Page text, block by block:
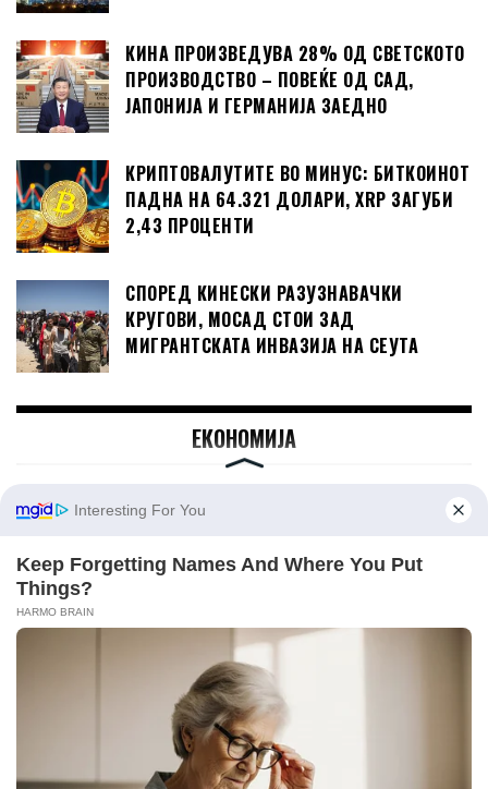
КИНА ПРОИЗВЕДУВА 28% ОД СВЕТСКОТО
ПРОИЗВОДСТВО – ПОВЕЌЕ ОД САД,
ЈАПОНИЈА И ГЕРМАНИЈА ЗАЕДНО
КРИПТОВАЛУТИТЕ ВО МИНУС: БИТКОИНОТ
ПАДНА НА 64.321 ДОЛАРИ, XRP ЗАГУБИ
2,43 ПРОЦЕНТИ
СПОРЕД КИНЕСКИ РАЗУЗНАВАЧКИ
КРУГОВИ, МОСАД СТОИ ЗАД
МИГРАНТСКАТА ИНВАЗИЈА НА СЕУТА
ЕКОНОМИЈА
ГРЦИЈА ЈА СТАВИ МАКЕДОНИЈА НА
ГРЧКАТА ДАНОЧНА ЛИСТА СО
„ПРИВИЛЕГИРАН ДАНОЧЕН РЕЖИМ“
ПОЗИЦИИ СО ПЛАТИ ДО ОКОЛУ 63.000
ИСТОРИСКИ РЕКОРДИ НА АЕРОДРОМИТЕ
ВО СКОПЈЕ И ОХРИД, ЈУЛИ НАЈУСПЕШЕН